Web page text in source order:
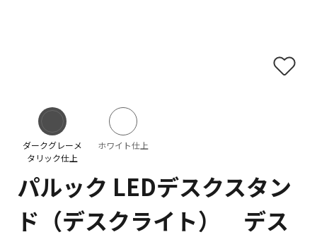
ダークグレーメ
タリック仕上
ホワイト仕上
パルック LEDデスクスタン
ド（デスクライト） デス